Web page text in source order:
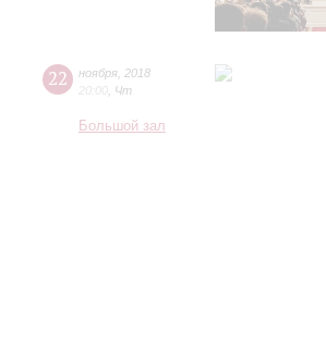
22 ноября 2018
20:00 Чт
Большой зал